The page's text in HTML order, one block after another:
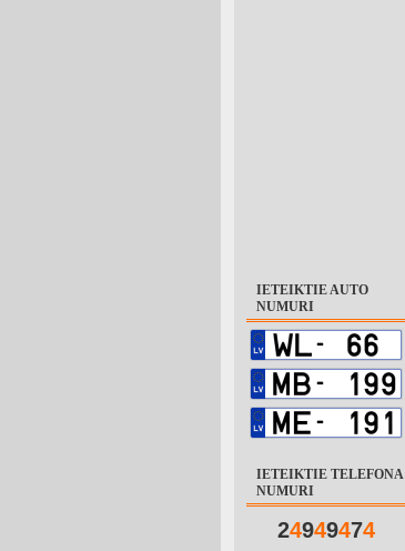
IETEIKTIE AUTO
NUMURI
IETEIKTIE TELEFONA
NUMURI
24949474